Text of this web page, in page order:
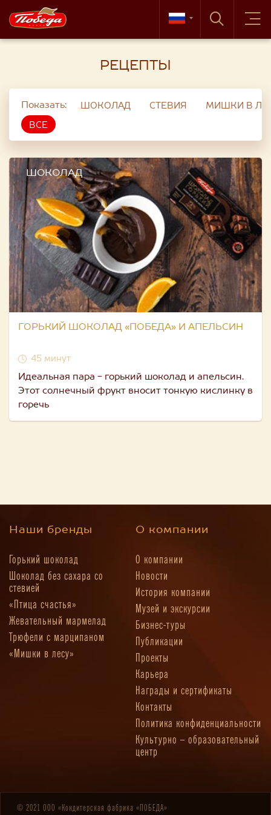
РЕЦЕПТЫ
Показать: ШОКОЛАД СТЕВИЯ МИШКИ В
ВСЕ
ШОКОЛАД
ГОРЬКИЙ ШОКОЛАД «ПОБЕДА» И АПЕЛЬСИН
45 минут
Идеальная пара - горький шоколад и апельсин.
Этот солнечный фрукт вносит тонкую кислинку в
горечь
Наши бренды
Горький шоколад
Шоколад без сахара со
стевией
«Птица счастья»
Жевательный мармелад
Трюфели с марципаном
«Мишки в лесу»
О компании
О компании
Новости
История компании
Музей и экскурсии
Бизнес-туры
Публикации
Проекты
Карьера
Награды и сертификаты
Контакты
Политика конфиденциальности
Культурно – образовательный
центр
© 2021 ООО «Кондитерская фабрика «ПОБЕДА»